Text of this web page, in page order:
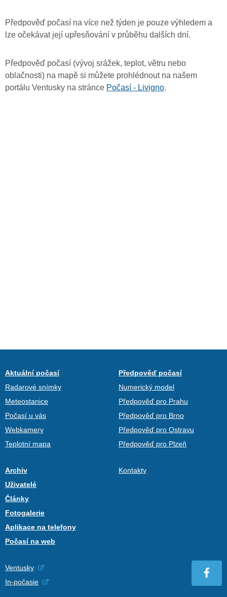
Předpověď počasí na více než týden je pouze výhledem a
lze očekávat její upřesňování v průběhu dalších dní.
Předpověď počasí (vývoj srážek, teplot, větru nebo
oblačnosti) na mapě si můžete prohlédnout na našem
portálu Ventusky na stránce Počasí - Livigno.
Aktuální počasí
Radarové snímky
Meteostanice
Počasí u vás
Webkamery
Teplotní mapa
Předpověď počasí
Numerický model
Předpověď pro Prahu
Předpověď pro Brno
Předpověď pro Ostravu
Předpověď pro Plzeň
Archiv
Uživatelé
Články
Fotogalerie
Aplikace na telefony
Počasí na web
Kontakty
Ventusky
In-počasie